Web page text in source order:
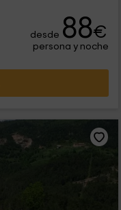
desde 88€
persona y noche